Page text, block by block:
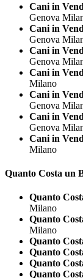
Cani in
Genova
Cani in
Genova
Cani in
Genova
Cani in
Milano
Cani in
Genova
Cani in
Genova
Cani in
Milano
Quanto Costa un
Quanto
Milano
Quanto
Milano
Quanto
Quanto
Quanto
Quanto